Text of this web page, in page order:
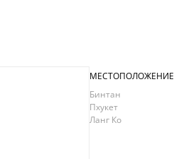
МЕСТОПОЛОЖЕНИЕ
Бинтан
Пхукет
Ланг Ко